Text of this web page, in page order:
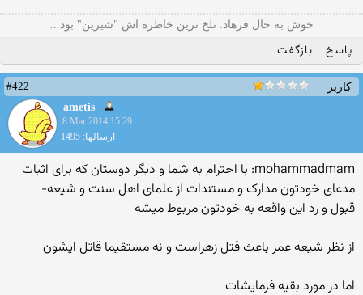
خوش به حال فرهاد. تلخ ترین خاطره اش "شیرین" بود...
پاسخ بازگفت
کاربر
#422
ametis
8 Mar 2014 15:29
ارسالها: 1495
mohammadmam: با احترام به شما و دیگر دوستان که برای اثبات
مدعای خودتون مدارک و مستندات از علمای اهل سنت و شیعه-
قبول و رد این واقعه به خودتون مربوط میشه
از نظر شیعه عمر باعث قتل زهراست و نه مستقیما قاتل ایشون
اما در مورد بقیه فرمایشات